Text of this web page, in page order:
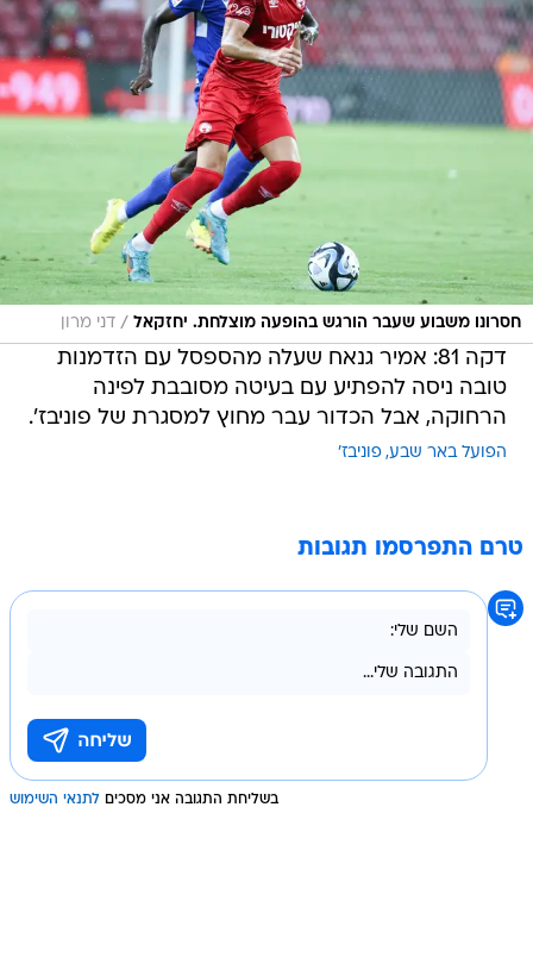
חסרונו משבוע שעבר הורגש בהופעה מוצלחת. יחזקאל / דני מרון
דקה 81: אמיר גנאח שעלה מהספסל עם הזדמנות
טובה ניסה להפתיע עם בעיטה מסובבת לפינה
הרחוקה, אבל הכדור עבר מחוץ למסגרת של פוניבז'.
הפועל באר שבע פוניבז'
טרם התפרסמו תגובות
בשליחת התגובה אני מסכים לתנאי השימוש